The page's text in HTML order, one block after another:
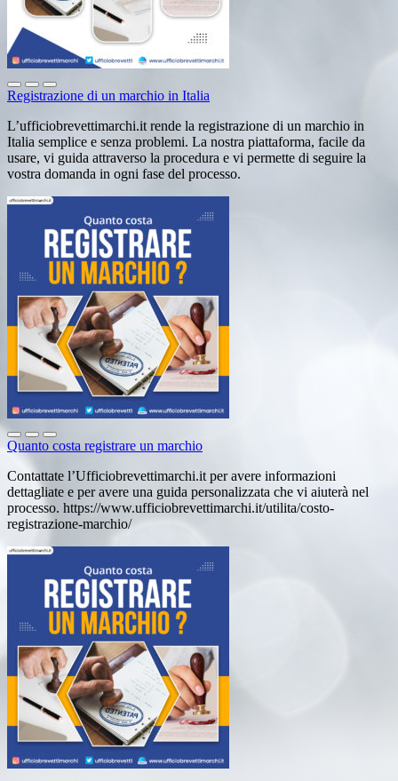
Registrazione di un marchio in Italia
L’ufficiobrevettimarchi.it rende la registrazione di un marchio in
Italia semplice e senza problemi. La nostra piattaforma, facile da
usare, vi guida attraverso la procedura e vi permette di seguire la
vostra domanda in ogni fase del processo.
Quanto costa registrare un marchio
Contattate l’Ufficiobrevettimarchi.it per avere informazioni
dettagliate e per avere una guida personalizzata che vi aiuterà nel
processo. https://www.ufficiobrevettimarchi.it/utilita/costo-
registrazione-marchio/